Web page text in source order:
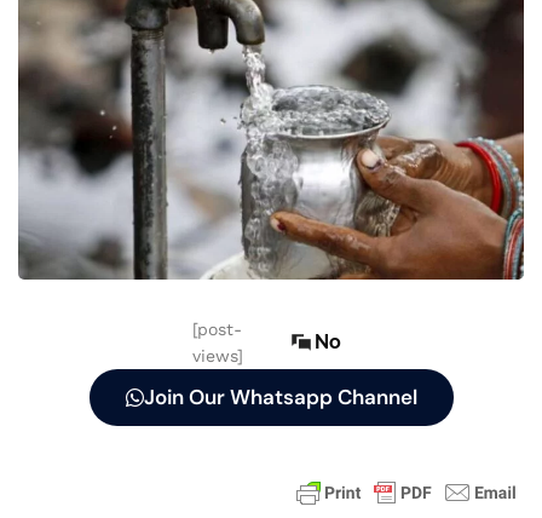
[post-
views]
No
Join Our Whatsapp Channel